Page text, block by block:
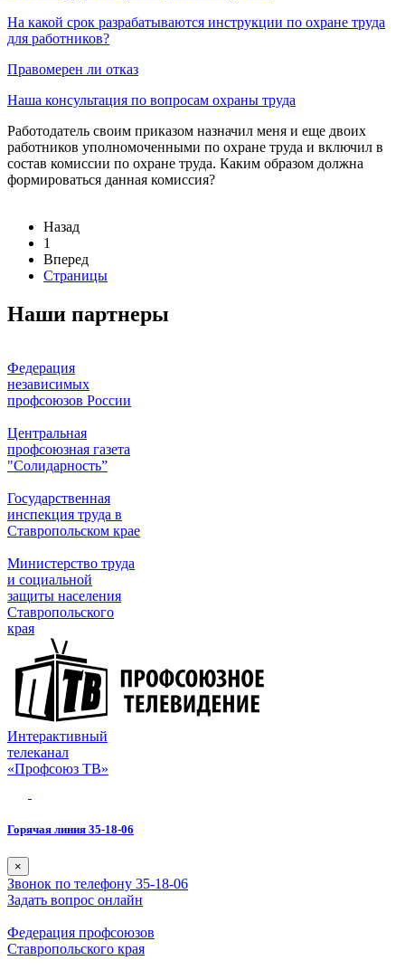
На какой срок разрабатываются инструкции по охране труда
для работников?
Правомерен ли отказ
Наша консультация по вопросам охраны труда
Работодатель своим приказом назначил меня и еще двоих
работников уполномоченными по охране труда и включил в
состав комиссии по охране труда. Каким образом должна
формироваться данная комиссия?
Назад
1
Вперед
Страницы
Наши партнеры
Федерация
независимых
профсоюзов России
Центральная
профсоюзная газета
"Солидарность”
Государственная
инспекция труда в
Ставропольском крае
Министерство труда
и социальной
защиты населения
Ставропольского
края
Интерактивный
телеканал
«Профсоюз ТВ»
Горячая линия 35-18-06
×
Звонок по телефону 35-18-06
Задать вопрос онлайн
Федерация профсоюзов
Ставропольского края